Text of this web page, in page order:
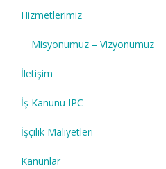
Hizmetlerimiz
Misyonumuz – Vizyonumuz
İletişim
İş Kanunu IPC
İşçilik Maliyetleri
Kanunlar